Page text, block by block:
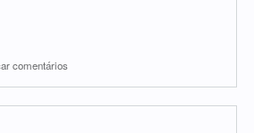
comentários